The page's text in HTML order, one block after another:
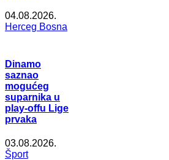
04.08.2026.
Herceg Bosna
Dinamo
saznao
mogućeg
suparnika u
play-offu Lige
prvaka
03.08.2026.
Šport